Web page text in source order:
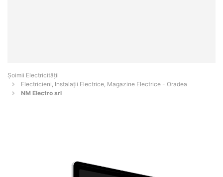
Șoimii Electricității
Electricieni, Instalații Electrice, Magazine Electrice - Oradea
NM Electro srl